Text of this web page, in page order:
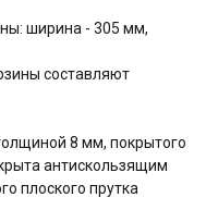
ширина - 305 мм,
составляют
8 мм, покрытого
антискользящим
плоского прутка